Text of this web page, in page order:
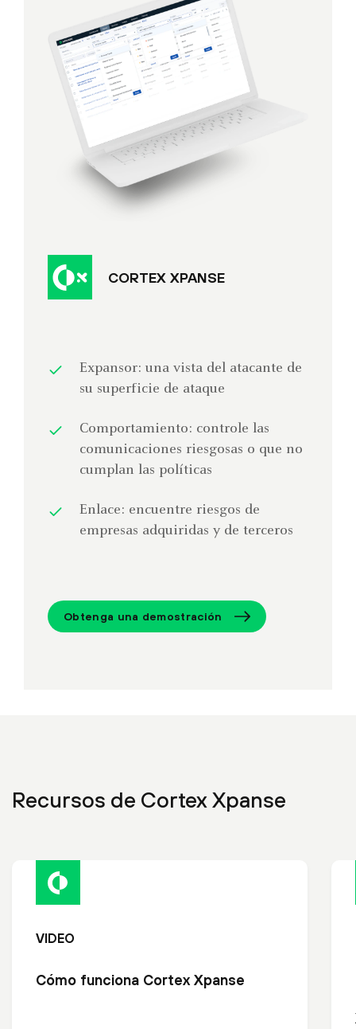
CORTEX XPANSE
Expansor: una vista del atacante de
su superficie de ataque
Comportamiento: controle las
comunicaciones riesgosas o que no
cumplan las políticas
Enlace: encuentre riesgos de
empresas adquiridas y de terceros
Obtenga una demostración
Recursos de Cortex Xpanse
VIDEO
Cómo funciona Cortex Xpanse